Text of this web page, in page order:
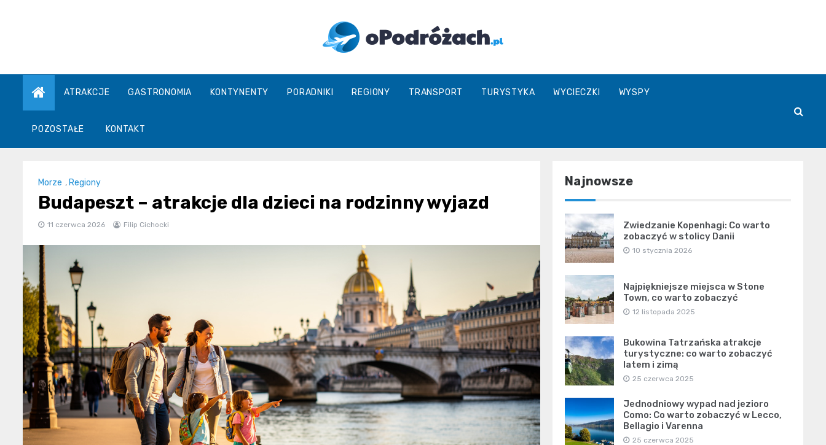
O
ATRAKCJE GASTRONOMIA KONTYNENTY PORADNIKI REGIONY TRANSPORT TURYSTYKA WYCIECZKI WYSPY
POZOSTAŁE KONTAKT
Morze , Regiony
Budapeszt – atrakcje dla dzieci na rodzinny wyjazd
11 czerwca 2026 Filip Cichocki
Najnowsze
Zwiedzanie Kopenhagi: Co warto
zobaczyć w stolicy Danii
10 stycznia 2026
Najpiękniejsze miejsca w Stone
Town, co warto zobaczyć
12 listopada 2025
Bukowina Tatrzańska atrakcje
turystyczne: co warto zobaczyć
latem i zimą
25 czerwca 2025
Jednodniowy wypad nad jezioro
Como: Co warto zobaczyć w Lecco,
Bellagio i Varenna
25 czerwca 2025